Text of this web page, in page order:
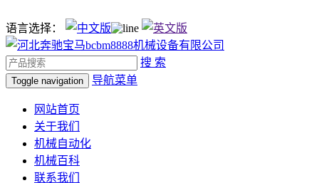
语言选择：
搜 索
Toggle navigation 导航菜单
网站首页
关于我们
机械自动化
机械百科
联系我们